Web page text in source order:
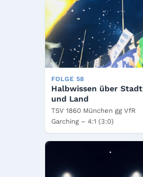
FOLGE 58
Halbwissen über Stadt
und Land
TSV 1860 München gg VfR
Garching – 4:1 (3:0)